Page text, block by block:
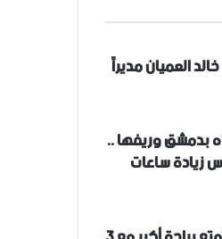
العميان مديراً
بدمشق وريفها ..
زيادة ساعات